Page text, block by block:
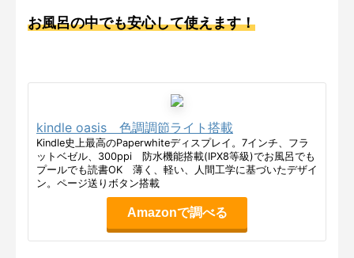
お風呂の中でも安心して使えます！
kindle oasis 色調調節ライト搭載
Kindle史上最高のPaperwhiteディスプレイ。7インチ、フラ
ットベゼル、300ppi 防水機能搭載(IPX8等級)でお風呂でも
プールでも読書OK 薄く、軽い、人間工学に基づいたデザイ
ン。ページ送りボタン搭載
Amazonで調べる